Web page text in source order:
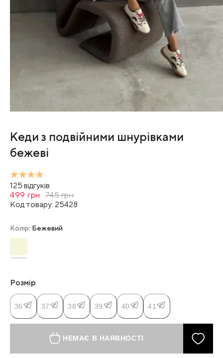
Кеди з подвійними шнурівками
бежеві
125 відгуків
499 грн 745грн
Код товару: 25428
Колір: Бежевий
Розмір
36 37 38 39 40 41
НЕМАЄ В НАЯВНОСТІ